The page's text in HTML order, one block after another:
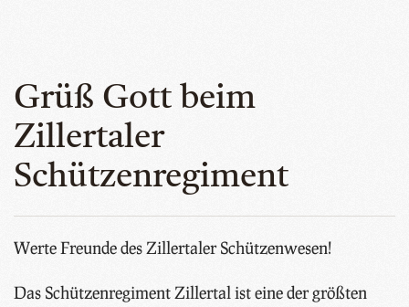
Grüß Gott beim
Zillertaler
Schützenregiment
Werte Freunde des Zillertaler Schützenwesen!
Das Schützenregiment Zillertal ist eine der größten